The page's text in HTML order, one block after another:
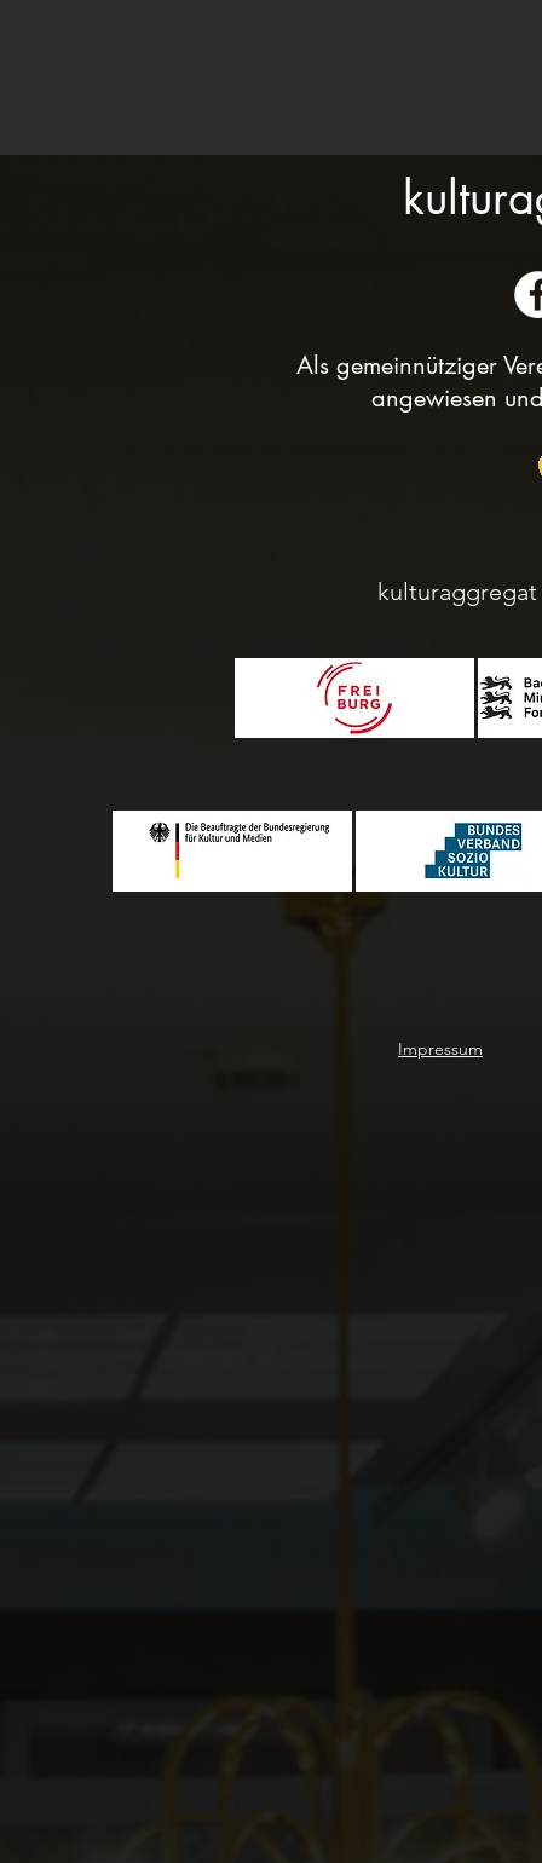
Als gemeinnütziger
angewiesen
Impressum